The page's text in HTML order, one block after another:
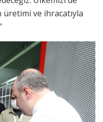
ve ihracatıyla